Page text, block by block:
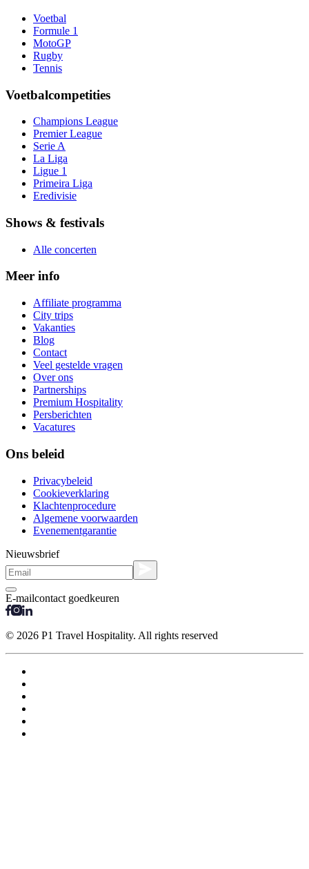
Voetbal
Formule 1
MotoGP
Rugby
Tennis
Voetbalcompetities
Champions League
Premier League
Serie A
La Liga
Ligue 1
Primeira Liga
Eredivisie
Shows & festivals
Alle concerten
Meer info
Affiliate programma
City trips
Vakanties
Blog
Contact
Veel gestelde vragen
Over ons
Partnerships
Premium Hospitality
Persberichten
Vacatures
Ons beleid
Privacybeleid
Cookieverklaring
Klachtenprocedure
Algemene voorwaarden
Evenementgarantie
Nieuwsbrief
E-mailcontact goedkeuren
© 2026 P1 Travel Hospitality. All rights reserved